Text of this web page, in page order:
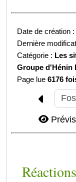
Date de création
Dernière
Catégorie : Les
Groupe d'Hénin
Page lue6176